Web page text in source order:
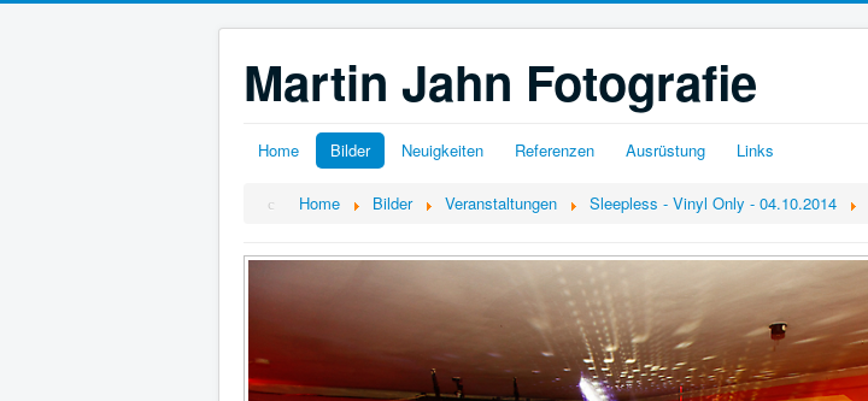
Martin Jahn Fotografie
Home Bilder Neuigkeiten Referenzen Ausrüstung Links
Home Bilder Veranstaltungen Sleepless - Vinyl Only - 04.10.2014